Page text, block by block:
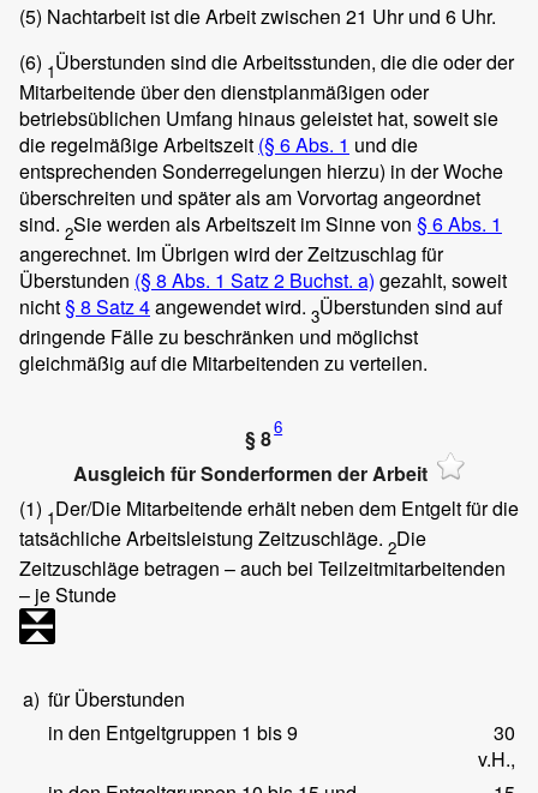
(5) Nachtarbeit ist die Arbeit zwischen 21 Uhr und 6 Uhr.
(6) 1Überstunden sind die Arbeitsstunden, die die oder der
Mitarbeitende über den dienstplanmäßigen oder
betriebsüblichen Umfang hinaus geleistet hat, soweit sie
die regelmäßige Arbeitszeit (§ 6 Abs. 1 und die
entsprechenden Sonderregelungen hierzu) in der Woche
überschreiten und später als am Vorvortag angeordnet
sind. 2Sie werden als Arbeitszeit im Sinne von § 6 Abs. 1
angerechnet. Im Übrigen wird der Zeitzuschlag für
Überstunden (§ 8 Abs. 1 Satz 2 Buchst. a) gezahlt, soweit
nicht§ 8 Satz 4angewendet wird. 3Überstunden sind auf
dringende Fälle zu beschränken und möglichst
gleichmäßig auf die Mitarbeitenden zu verteilen.
§ 86
Ausgleich für Sonderformen der Arbeit
(1) 1Der/Die Mitarbeitende erhält neben dem Entgelt für die
tatsächliche Arbeitsleistung Zeitzuschläge. 2Die
Zeitzuschläge betragen – auch bei Teilzeitmitarbeitenden
– je Stunde
a) für Überstunden
in den Entgeltgruppen 1 bis 9
30
v.H.,